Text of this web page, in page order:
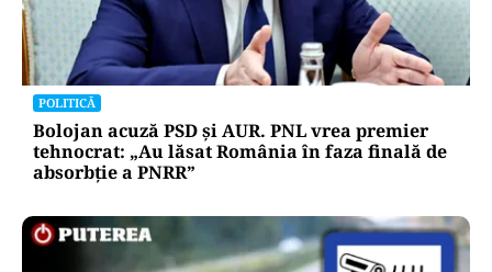
POLITICĂ
Bolojan acuză PSD și AUR. PNL vrea premier
tehnocrat: „Au lăsat România în faza finală de
absorbţie a PNRR”